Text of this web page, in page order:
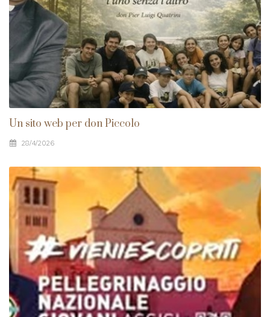
Un sito web per don Piccolo
28/4/2026